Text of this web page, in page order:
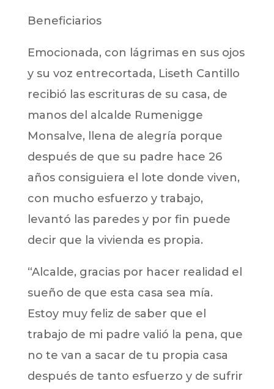
Beneficiarios
Emocionada, con lágrimas en sus ojos
y su voz entrecortada, Liseth Cantillo
recibió las escrituras de su casa, de
manos del alcalde Rumenigge
Monsalve, llena de alegría porque
después de que su padre hace 26
años consiguiera el lote donde viven,
con mucho esfuerzo y trabajo,
levantó las paredes y por fin puede
decir que la vivienda es propia.
“Alcalde, gracias por hacer realidad el
sueño de que esta casa sea mía.
Estoy muy feliz de saber que el
trabajo de mi padre valió la pena, que
no te van a sacar de tu propia casa
después de tanto esfuerzo y de sufrir